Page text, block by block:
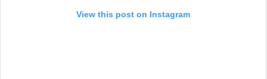
View this post on Instagram